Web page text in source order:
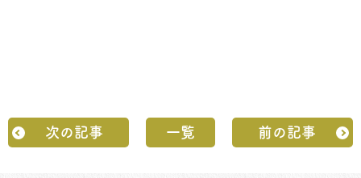
次の記事 一覧 前の記事